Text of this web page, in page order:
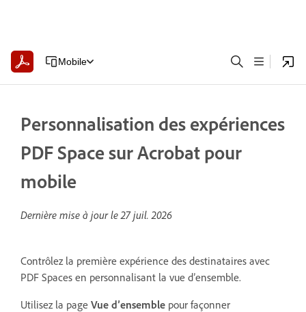
Mobile
Personnalisation des expériences
PDF Space sur Acrobat pour
mobile
Dernière mise à jour le27 juil. 2026
Contrôlez la première expérience des destinataires avec
PDF Spaces en personnalisant la vue d’ensemble.
Utilisez la page Vue d’ensemble pour façonner